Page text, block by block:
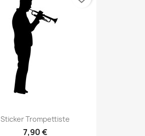
Sticker Trompettiste
7,90 €